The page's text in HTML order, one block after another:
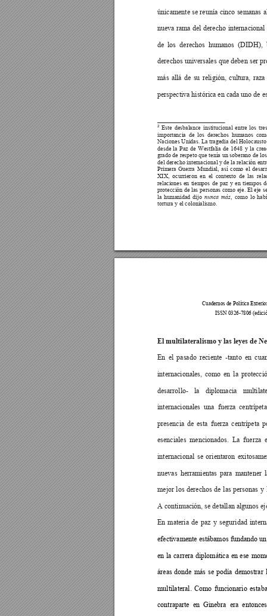
únicamente se reunía cinco semanas
nueva rama del derecho internacional
de los derechos humanos (DIDH),
derechos universales que deben ser
más allá de su religión, cultura, raza
perspectiva histórica en cada uno de
2 Este desbalance institucional entre los tres
importancia de los derechos humanos
Naciones Unidas. La tragedia del Holocausto
desde la Paz de Westfalia de 1648 y la
grado de respeto que tenía un soberano de
del derecho internacional y de la relación
Primera Guerra Mundial, así como el
XIX,
ocurrieron en el contexto de las
relaciones en tiempos de paz y en tiempos
protección de las personas como eje. El eje
la humanidad dijo nunca más como lo
tortura y el colonialismo.
Cuadernos de Política
ISSN 0326-7806
El multilateralismo y las leyes de
En el pasado reciente -tanto en
internacionales, como en la
desarrollo- la diplomacia
internacionales una fuerza
presencia de esta fuerza centrípeta
esenciales mencionados. La fuerza
internacional se orientaron
nuevas herramientas para mantener
mejor los derechos de las personas y
A continuación, se detallan algunos
En materia de paz y seguridad
efectivamente estábamos fundando un
en la carrera diplomática en ese
áreas donde más se podía demostrar
multilateral. Como funcionario
contraparte en Ginebra era entonces